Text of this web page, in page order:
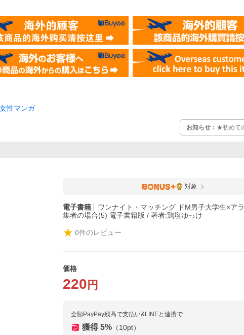
女性マンガ
お知らせ： ★初めて
対象
電子書籍
ワンナイト・マッチング ドM男子大学生×ア
集者の場合(5) 電子書籍版 / 著者:鶏塩ゆっけ
0件のレビュー
価格
220 円
全額PayPay残高で支払い&LINEと連携で
獲得 5% （10pt）